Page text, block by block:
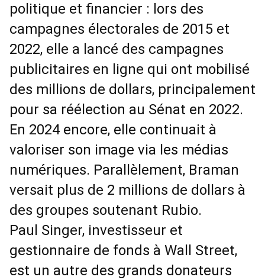
politique et financier : lors des
campagnes électorales de 2015 et
2022, elle a lancé des campagnes
publicitaires en ligne qui ont mobilisé
des millions de dollars, principalement
pour sa réélection au Sénat en 2022.
En 2024 encore, elle continuait à
valoriser son image via les médias
numériques. Parallèlement, Braman
versait plus de 2 millions de dollars à
des groupes soutenant Rubio.
Paul Singer, investisseur et
gestionnaire de fonds à Wall Street,
est un autre des grands donateurs